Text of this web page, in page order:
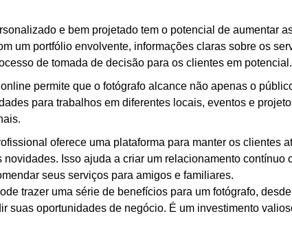
e bem projetado tem o potencial de aumentar
um portfólio envolvente, informações claras sobre os
de tomada de decisão para os clientes em potencial.
permite que o fotógrafo alcance não apenas o
para trabalhos em diferentes locais, eventos e
oferece uma plataforma para manter os clientes
Isso ajuda a criar um relacionamento contínuo
seus serviços para amigos e familiares.
trazer uma série de benefícios para um fotógrafo,
suas oportunidades de negócio. É um investimento